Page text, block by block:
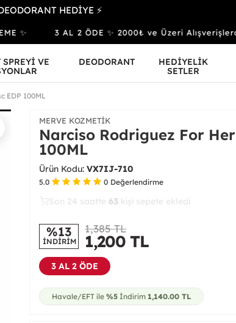
HEDİYE ⚡
3 AL 2 ÖDE ✨ 2000₺ ve Üzeri Alışverişlerde
SPREYİ VE
DEODORANT
HEDİYELİK
SETLER
EDP 100ML
MERVE KOZMETIK
Narciso Rodriguez For
100ML
Ürün Kodu: VX7IJ-710
5.0 0 Değerlendirme
36 63
Son 24 saatte 17 kişi satın aldı
%13
İNDİRİM
1,385 TL
1,200 TL
3 AL 2 ÖDE
Havale/EFT ile %5 İndirim 1,140.00 TL